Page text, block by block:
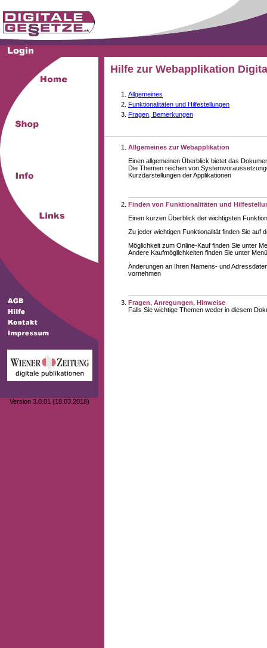
Version 3.0.01 (18.03.2018)
Hilfe zur Webapplikation
Allgemeines
Funktionalitäten und Hilfestellungen
Fragen, Bemerkungen
Allgemeines zur Webapplikation
Einen allgemeinen Überblick bietet das
Die Themen reichen von
Kurzdarstellungen der Applikationen
Finden von Funktionalitäten und
Einen kurzen Überblick der wichtigsten
Zu jeder wichtigen Funktionalität finden Sie auf
Möglichkeit zum Online-Kauf finden Sie unter
Andere Kaufmöglichkeiten finden Sie unter
Änderungen an Ihren Namens- und
vornehmen
Fragen, Anregungen, Hinweise
Falls Sie wichtige Themen weder in diesem